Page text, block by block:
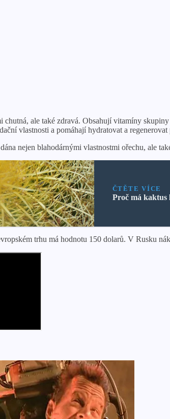
chutná, ale také zdravá. Obsahují vitamíny
vlastnosti a pomáhají hydratovat a
nejen blahodárnými vlastnostmi ořechu, ale
ČTĚTE VÍCE
Proč má
trhu má hodnotu 150 dolarů. V Rusku